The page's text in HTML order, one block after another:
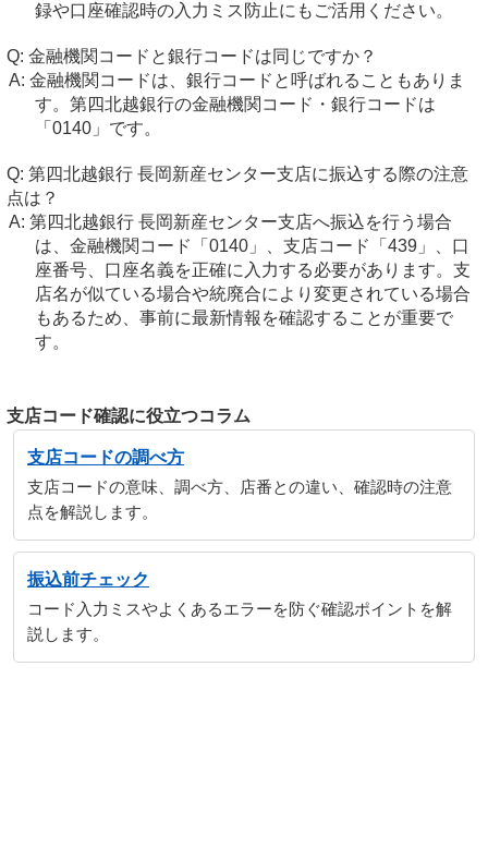
録や口座確認時の入力ミス防止にもご活用ください。
金融機関コードと銀行コードは同じですか？
金融機関コードは、銀行コードと呼ばれることもありま
す。第四北越銀行の金融機関コード・銀行コードは
「0140」です。
第四北越銀行 長岡新産センター支店に振込する際の注意
点は？
第四北越銀行 長岡新産センター支店へ振込を行う場合
は、金融機関コード「0140」、支店コード「439」、口
座番号、口座名義を正確に入力する必要があります。支
店名が似ている場合や統廃合により変更されている場合
もあるため、事前に最新情報を確認することが重要で
す。
支店コード確認に役立つコラム
支店コードの調べ方
支店コードの意味、調べ方、店番との違い、確認時の注意
点を解説します。
振込前チェック
コード入力ミスやよくあるエラーを防ぐ確認ポイントを解
説します。